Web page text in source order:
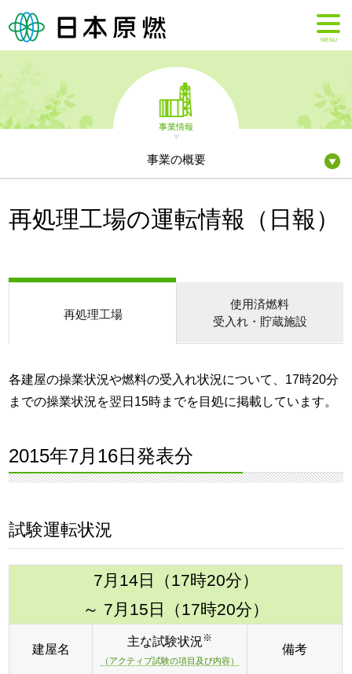
MENU
事業情報
事業の概要
再処理工場の運転情報（日報）
再処理工場
使用済燃料
受入れ・貯蔵施設
各建屋の操業状況や燃料の受入れ状況について、17時20分
までの操業状況を翌日15時までを目処に掲載しています。
2015年7月16日発表分
試験運転状況
7月14日（17時20分）
～ 7月15日（17時20分）
建屋名
主な試験状況※
（アクティブ試験の項目及び内容）
備考